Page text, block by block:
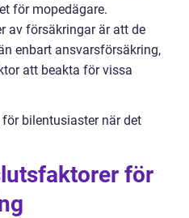
för mopedägare.
av försäkringar är att de
enbart ansvarsförsäkring,
att beakta för vissa
bilentusiaster när det
för